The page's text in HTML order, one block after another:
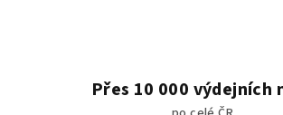
Přes 10 000 výdejních